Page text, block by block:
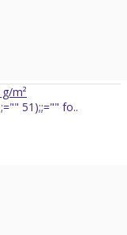
m²
51);;="" fo..